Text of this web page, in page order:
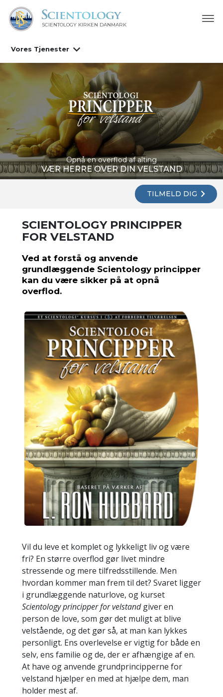
SCIENTOLOGY KIRKEN DANMARK
Vores Tjenester
Opnå en overflod af alting
VÆR HERRE OVER DIN VELSTAND
TILMELD DIG
SCIENTOLOGY PRINCIPPER
FOR VELSTAND
Ved at forstå og anvende
grundlæggende Scientology principper
kan du være sikker på at opnå
overflod.
Vil du leve et komplet og lykkeligt liv og være
fri? En større overflod gør livet mindre
stressende og mere tilfredsstillende. Men
hvordan kommer man frem til det? Svaret ligger
i grundlæggende naturlove, og kurset
Scientology principper for velstandgiver en
person de love, som gør det muligt at blive
velstående, og det gør så, at man kan lykkes
personligt. Ens overlevelse er vigtig for både en
selv, ens familie og de, der er afhængige af en.
At have og anvende grundprincipperne for
velstand hjælper en med at hjælpe dem, man
holder mest af.